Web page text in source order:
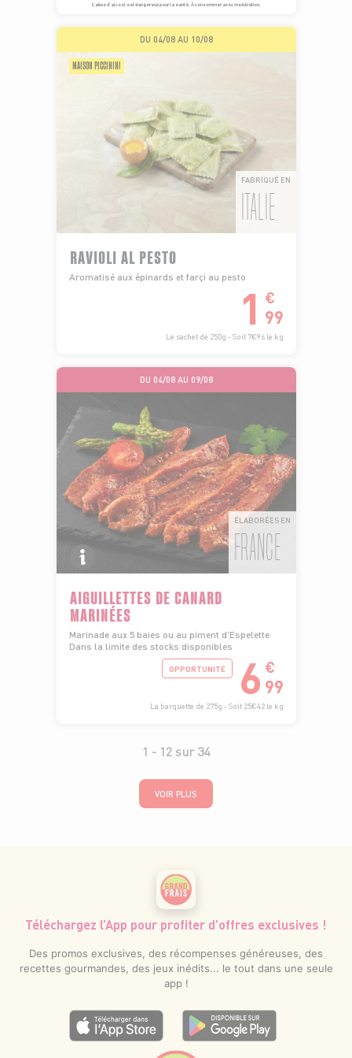
L’abus d’alcool est dangereux pour la santé. À consommer avec modération.
DU 04/08 AU 10/08
MAISON PICCININI
FABRIQUÉ EN
ITALIE
RAVIOLI AL PESTO
Aromatisé aux épinards et farçi au pesto
1 €
99
Le sachet de 250g - Soit 7€96 le kg
DU 04/08 AU 09/08
ÉLABORÉES EN
FRANCE
AIGUILLETTES DE CANARD
MARINÉES
Marinade aux 5 baies ou au piment d'Espelette
Dans la limite des stocks disponibles
OPPORTUNITÉ 6 €
99
La barquette de 275g - Soit 25€42 le kg
1 - 12sur34
VOIR PLUS
Téléchargez l’App pour profiter d’offres exclusives !
Des promos exclusives, des récompenses généreuses, des
recettes gourmandes, des jeux inédits... le tout dans une seule
app !